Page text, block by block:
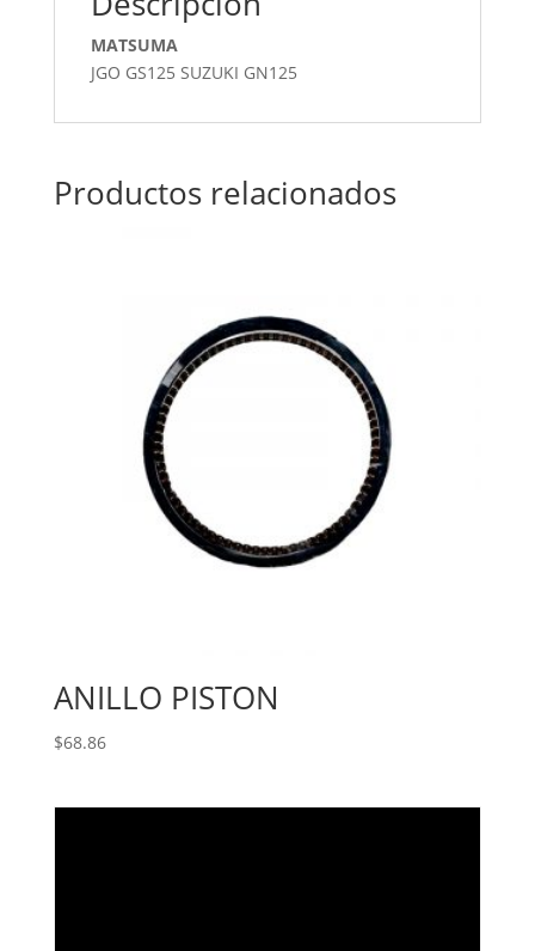
MATSUMA
JGO GS125 SUZUKI GN125
Productos relacionados
ANILLO PISTON
$68.86